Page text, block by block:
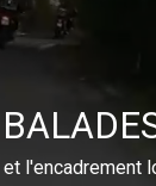
l'encadrement